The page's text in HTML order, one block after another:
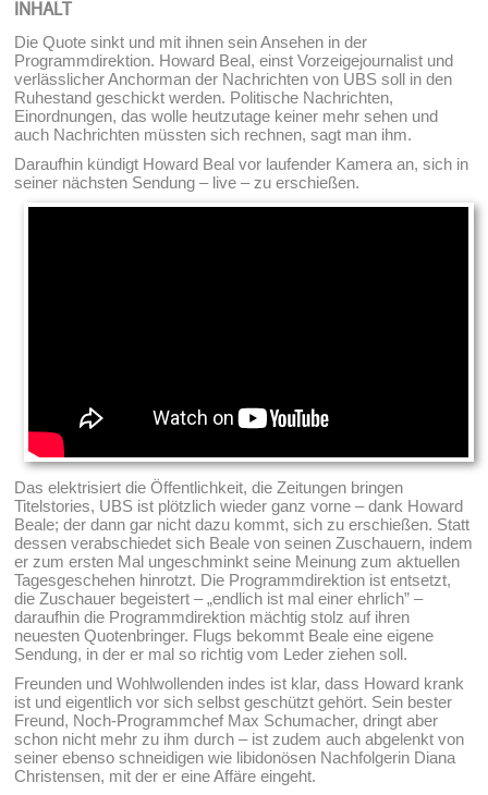
INHALT
Die Quote sinkt und mit ihnen sein Ansehen in der
Programmdirektion. Howard Beal, einst Vorzeigejournalist und
verlässlicher Anchorman der Nachrichten von UBS soll in den
Ruhestand geschickt werden. Politische Nachrichten,
Einordnungen, das wolle heutzutage keiner mehr sehen und
auch Nachrichten müssten sich rechnen, sagt man ihm.
Daraufhin kündigt Howard Beal vor laufender Kamera an, sich in
seiner nächsten Sendung – live – zu erschießen.
Das elektrisiert die Öffentlichkeit, die Zeitungen bringen
Titelstories, UBS ist plötzlich wieder ganz vorne – dank Howard
Beale; der dann gar nicht dazu kommt, sich zu erschießen. Statt
dessen verabschiedet sich Beale von seinen Zuschauern, indem
er zum ersten Mal ungeschminkt seine Meinung zum aktuellen
Tagesgeschehen hinrotzt. Die Programmdirektion ist entsetzt,
die Zuschauer begeistert – „endlich ist mal einer ehrlich” –
daraufhin die Programmdirektion mächtig stolz auf ihren
neuesten Quotenbringer. Flugs bekommt Beale eine eigene
Sendung, in der er mal so richtig vom Leder ziehen soll.
Freunden und Wohlwollenden indes ist klar, dass Howard krank
ist und eigentlich vor sich selbst geschützt gehört. Sein bester
Freund, Noch-Programmchef Max Schumacher, dringt aber
schon nicht mehr zu ihm durch – ist zudem auch abgelenkt von
seiner ebenso schneidigen wie libidonösen Nachfolgerin Diana
Christensen, mit der er eine Affäre eingeht.